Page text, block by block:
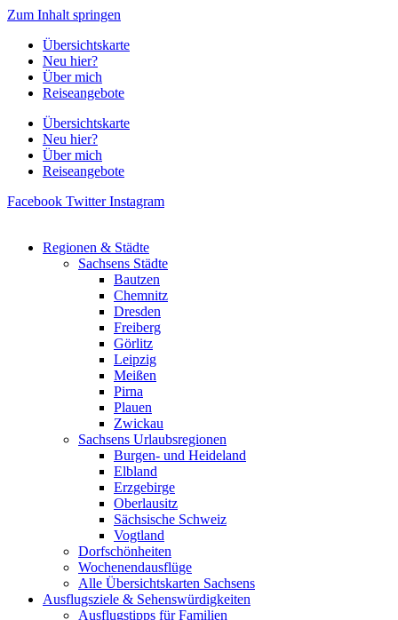
Zum Inhalt springen
Übersichtskarte
Neu hier?
Über mich
Reiseangebote
Übersichtskarte
Neu hier?
Über mich
Reiseangebote
Facebook Twitter Instagram
Regionen & Städte
Sachsens Städte
Bautzen
Chemnitz
Dresden
Freiberg
Görlitz
Leipzig
Meißen
Pirna
Plauen
Zwickau
Sachsens Urlaubsregionen
Burgen- und Heideland
Elbland
Erzgebirge
Oberlausitz
Sächsische Schweiz
Vogtland
Dorfschönheiten
Wochenendausflüge
Alle Übersichtskarten Sachsens
Ausflugsziele & Sehenswürdigkeiten
Ausflugstipps für Familien